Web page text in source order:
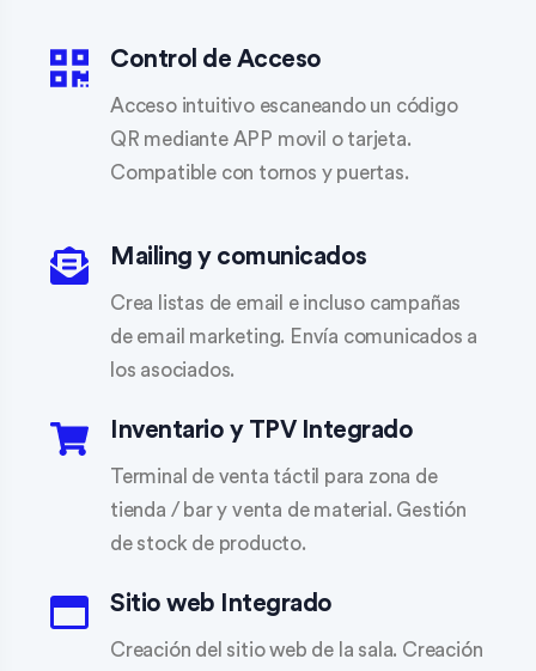
Control de Acceso
Acceso intuitivo escaneando un código
QR mediante APP movil o tarjeta.
Compatible con tornos y puertas.
Mailing y comunicados
Crea listas de email e incluso campañas
de email marketing. Envía comunicados a
los asociados.
Inventario y TPV Integrado
Terminal de venta táctil para zona de
tienda / bar y venta de material. Gestión
de stock de producto.
Sitio web Integrado
Creación del sitio web de la sala. Creación